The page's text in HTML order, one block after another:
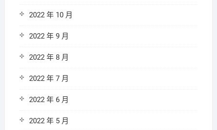
2022 年 10 月
2022 年 9 月
2022 年 8 月
2022 年 7 月
2022 年 6 月
2022 年 5 月